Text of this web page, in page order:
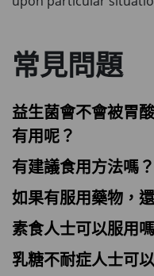
常見問題
益生菌會不會被胃
有用呢？
有建議食用方法嗎？
如果有服用藥物，
素食人士可以服用
乳糖不耐症人士可